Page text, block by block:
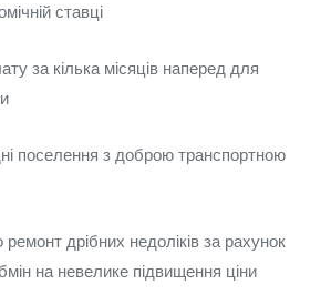
ставці
за кілька місяців наперед для
поселення з доброю транспортною
дрібних недоліків за рахунок
на невелике підвищення ціни